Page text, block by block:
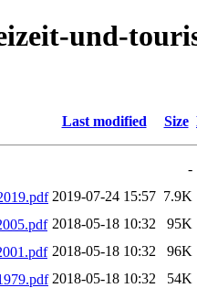
und-
Last modified Size
-
2019-07-24 15:57 7.9K
2018-05-18 10:32
95K
2018-05-18 10:32
96K
2018-05-18 10:32
54K